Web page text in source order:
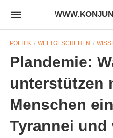
POLITIK WELTGESCHEHEN
Plandemie:
unterstützen
Menschen
Tyrannei und